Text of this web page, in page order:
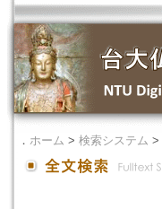
． ホーム > 検索システム >